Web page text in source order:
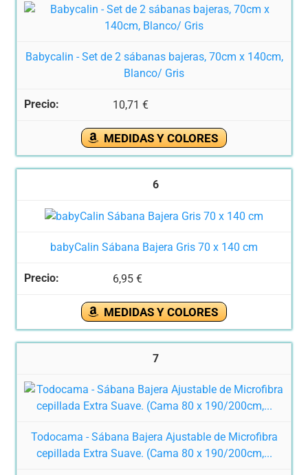
Babycalin - Set de 2 sábanas bajeras, 70cm x 140cm,
Blanco/ Gris
10,71 €
MEDIDAS Y COLORES
6
babyCalin Sábana Bajera Gris 70 x 140 cm
6,95 €
MEDIDAS Y COLORES
7
Todocama - Sábana Bajera Ajustable de Microfibra
cepillada Extra Suave. (Cama 80 x 190/200cm,...